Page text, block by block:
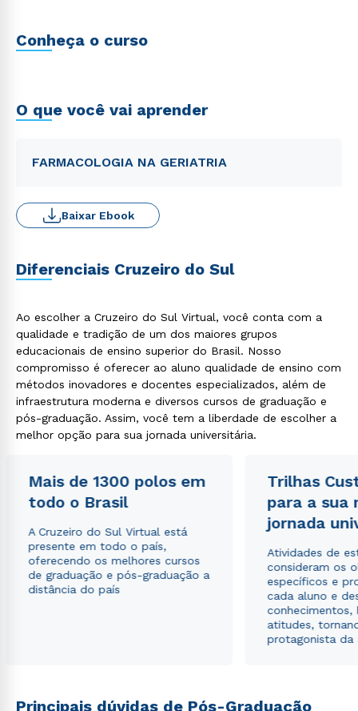
Conheça o curso
O que você vai aprender
FARMACOLOGIA NA GERIATRIA
Baixar Ebook
Diferenciais Cruzeiro do Sul
Ao escolher a Cruzeiro do Sul Virtual, você conta com a
qualidade e tradição de um dos maiores grupos
educacionais de ensino superior do Brasil. Nosso
compromisso é oferecer ao aluno qualidade de ensino com
métodos inovadores e docentes especializados, além de
infraestrutura moderna e diversos cursos de graduação e
pós-graduação. Assim, você tem a liberdade de escolher a
melhor opção para sua jornada universitária.
Mais de 1300 polos em
todo o Brasil
A Cruzeiro do Sul Virtual está
presente em todo o país,
oferecendo os melhores cursos
de graduação e pós-graduação a
distância do país
Trilhas
para a sua
jornada
Atividades de
consideram os
específicos e
cada aluno e
conhecimentos,
atitudes,
protagonista da
Principais dúvidas de Pós-Graduação